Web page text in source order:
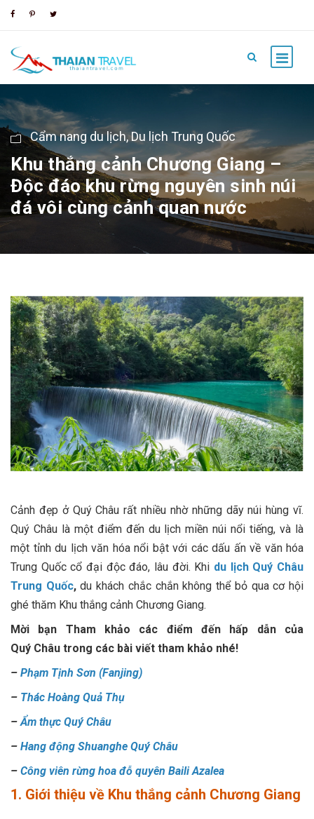
Cẩm nang du lịch,Du lịch Trung Quốc
Khu thắng cảnh Chương Giang –
Độc đáo khu rừng nguyên sinh núi
đá vôi cùng cảnh quan nước
Cảnh đẹp ở Quý Châu rất nhiều nhờ những dãy núi hùng vĩ.
Quý Châu là một điểm đến du lịch miền núi nổi tiếng, và là
một tỉnh du lịch văn hóa nổi bật với các dấu ấn về văn hóa
Trung Quốc cổ đại độc đáo, lâu đời. Khi du lịch Quý Châu
Trung Quốc,du khách chắc chắn không thể bỏ qua cơ hội
ghé thăm Khu thắng cảnh Chương Giang.
Mời bạn Tham khảo các điểm đến hấp dẫn của
Quý Châu trong các bài viết tham khảo nhé!
– Phạm Tịnh Sơn (Fanjing)
– Thác Hoàng Quả Thụ
–Ẩm thực Quý Châu
– Hang động Shuanghe Quý Châu
– Công viên rừng hoa đỗ quyên Baili Azalea
1. Giới thiệu về Khu thắng cảnh Chương Giang